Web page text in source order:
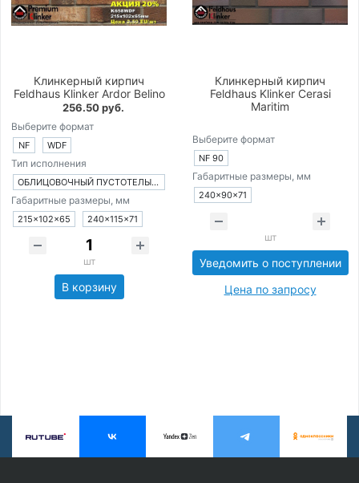
Клинкерный кирпич
Feldhaus Klinker Ardor Belino
256.50 руб.
Выберите формат
NF WDF
Тип исполнения
ОБЛИЦОВОЧНЫЙ ПУСТОТЕЛЫЙ КИРПИЧ
Габаритные размеры, мм
215×102×65 240×115×71
шт
В корзину
Клинкерный кирпич
Feldhaus Klinker Cerasi
Maritim
Выберите формат
NF 90
Габаритные размеры, мм
240×90×71
шт
Уведомить о поступлении
Цена по запросу